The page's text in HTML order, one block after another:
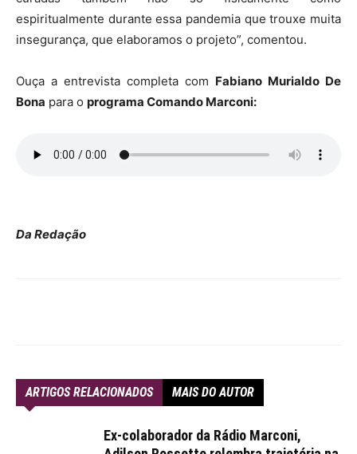
espiritualmente durante essa pandemia que trouxe muita
insegurança, que elaboramos o projeto”, comentou.
Ouça a entrevista completa com Fabiano Murialdo De
Bona para o programa Comando Marconi:
Da Redação
ARTIGOS RELACIONADOS MAIS DO AUTOR
Ex-colaborador da Rádio Marconi,